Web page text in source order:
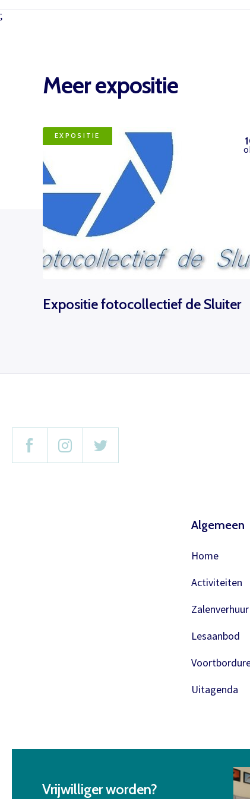
;
Meer expositie
EXPOSITIE
Expositie fotocollectief de Sluiter
Algemeen
Home
Activiteiten
Zalenverhuur
Lesaanbod
Uitagenda
Vrijwilliger worden?